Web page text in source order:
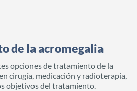
de la acromegalia
opciones de tratamiento de la
cirugía, medicación y radioterapia,
objetivos del tratamiento.